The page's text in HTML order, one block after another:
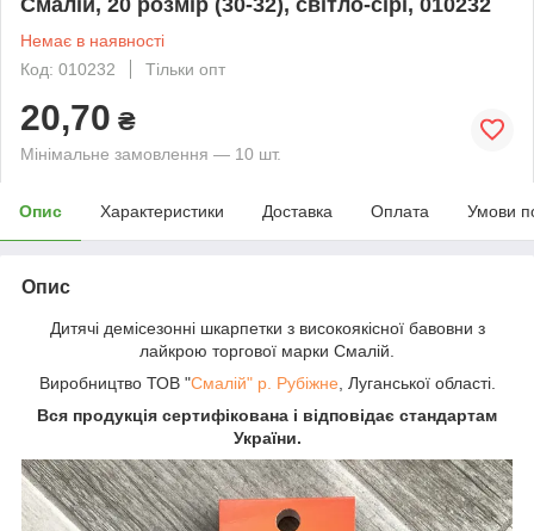
Немає в наявності
Код: 010232
Тільки опт
20,70 ₴
Мінімальне замовлення — 10 шт.
Опис Характеристики Доставка Оплата Умови
Опис
Дитячі демісезонні шкарпетки з високоякісної бавовни з
лайкрою торгової марки Смалій.
Виробництво ТОВ "Смалій" р. Рубіжне , Луганської області.
Вся продукція сертифікована і відповідає стандартам
України.